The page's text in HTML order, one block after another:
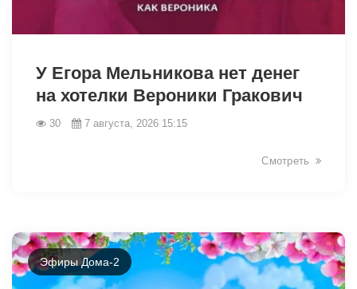
У Егора Мельникова нет денег
на хотелки Вероники Гракович
30 7 августа, 2026 15:15
Смотреть
Эфиры Дома-2